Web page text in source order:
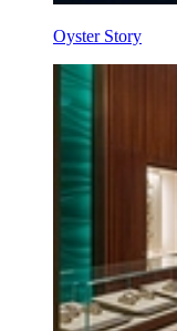
Oyster Story